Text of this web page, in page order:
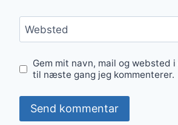
Websted
Gem mit navn, mail og websted
til næste gang jeg kommenterer.